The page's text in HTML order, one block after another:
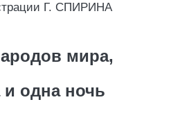
Г. СПИРИНА
мира,
одна ночь